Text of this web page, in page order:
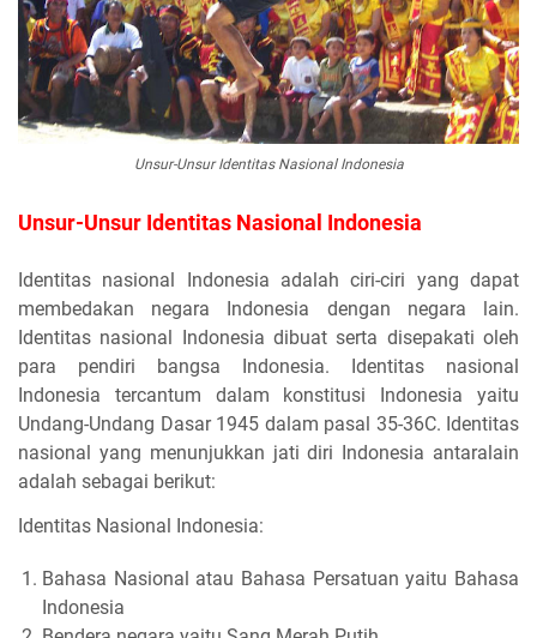
Unsur-Unsur Identitas Nasional Indonesia
Unsur-Unsur Identitas Nasional Indonesia
Identitas nasional Indonesia adalah ciri-ciri yang dapat
membedakan negara Indonesia dengan negara lain.
Identitas nasional Indonesia dibuat serta disepakati oleh
para pendiri bangsa Indonesia. Identitas nasional
Indonesia tercantum dalam konstitusi Indonesia yaitu
Undang-Undang Dasar 1945 dalam pasal 35-36C. Identitas
nasional yang menunjukkan jati diri Indonesia antaralain
adalah sebagai berikut:
Identitas Nasional Indonesia:
Bahasa Nasional atau Bahasa Persatuan yaitu Bahasa
Indonesia